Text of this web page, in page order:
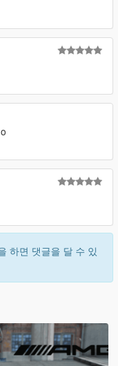
하면 댓글을 달 수 있